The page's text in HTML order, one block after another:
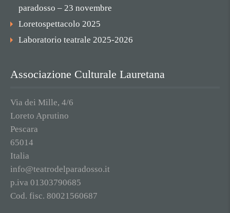
paradosso – 23 novembre
Loretospettacolo 2025
Laboratorio teatrale 2025-2026
Associazione Culturale Lauretana
Via dei Mille, 4/6
Loreto Aprutino
Pescara
65014
Italia
info@teatrodelparadosso.it
p.iva 01303790685
Cod. fisc. 80021560687